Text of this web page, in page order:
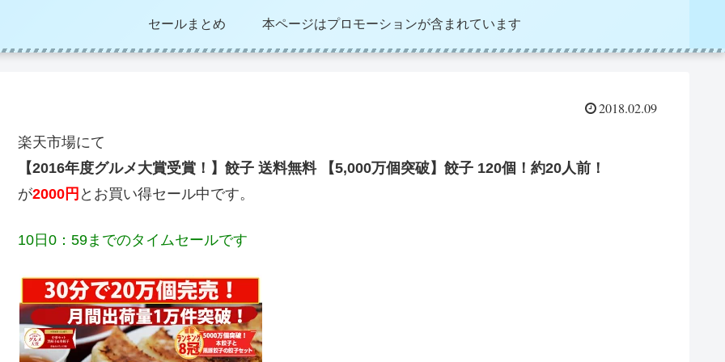
セールまとめ 本ページはプロモーションが含まれています
2018.02.09
楽天市場にて
【2016年度グルメ大賞受賞！】餃子 送料無料 【5,000万個突破】餃子 120個！約20人前！
が2000円 とお買い得セール中です。
10日0：59までのタイムセールです